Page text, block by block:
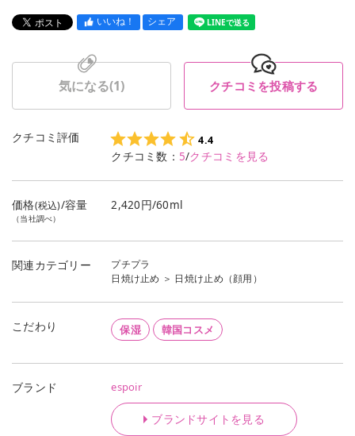
いいね！ シェア LINEで送る
気になる(1) クチコミを投稿する
クチコミ評価 4.4
クチコミ数： 5/クチコミを見る
価格(税込)/容量
（当社調べ）
2,420円/60ml
関連カテゴリー
プチプラ
日焼け止め ＞ 日焼け止め（顔用）
こだわり 保湿 韓国コスメ
ブランド espoir
ブランドサイトを見る